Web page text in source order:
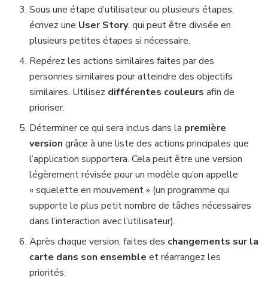
Sous une étape d’utilisateur ou plusieurs étapes,
écrivez une User Story, qui peut être divisée en
plusieurs petites étapes si nécessaire.
Repérez les actions similaires faites par des
personnes similaires pour atteindre des objectifs
similaires. Utilisez différentes couleurs afin de
prioriser.
Déterminer ce qui sera inclus dans la première
version grâce à une liste des actions principales que
l’application supportera. Cela peut être une version
légèrement révisée pour un modèle qu’on appelle
« squelette en mouvement » (un programme qui
supporte le plus petit nombre de tâches nécessaires
dans l’interaction avec l’utilisateur).
Après chaque version, faites des changements sur la
carte dans son ensemble et réarrangez les
priorités.